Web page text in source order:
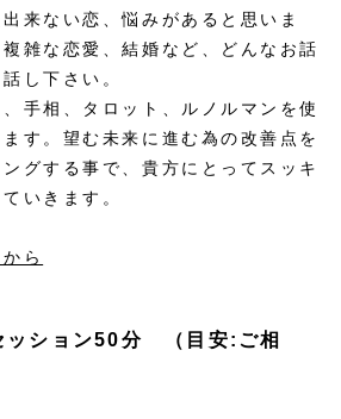
来ない恋、悩みがあると思いま
雑な恋愛、結婚など、どんなお話
し下さい。
手相、タロット、ルノルマンを使
す。望む未来に進む為の改善点を
グする事で、貴方にとってスッキ
いきます。
ら
ッション50分 （目安:ご相